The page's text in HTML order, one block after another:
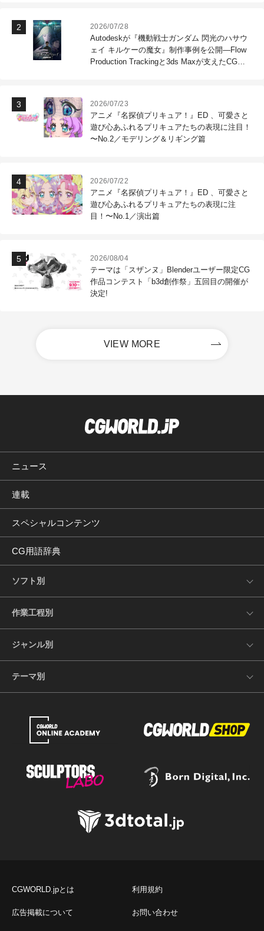
2026/07/28
Autodeskが『機動戦士ガンダム 閃光のハサウ
ェイ キルケーの魔女』制作事例を公開―Flow
Production Trackingと3ds Maxが支えたCG制
2026/07/23
アニメ『名探偵プリキュア！』ED 、可愛さと
遊び心あふれるプリキュアたちの表現に注目！
〜No.2／モデリング＆リギング篇
2026/07/22
アニメ『名探偵プリキュア！』ED 、可愛さと
遊び心あふれるプリキュアたちの表現に注
目！〜No.1／演出篇
2026/08/04
テーマは「スザンヌ」Blenderユーザー限定CG
作品コンテスト「b3d創作祭」五回目の開催が
決定!
VIEW MORE
ニュース
連載
スペシャルコンテンツ
CG用語辞典
ソフト別
作業工程別
ジャンル別
テーマ別
CGWORLD.jpとは 利用規約
広告掲載について お問い合わせ